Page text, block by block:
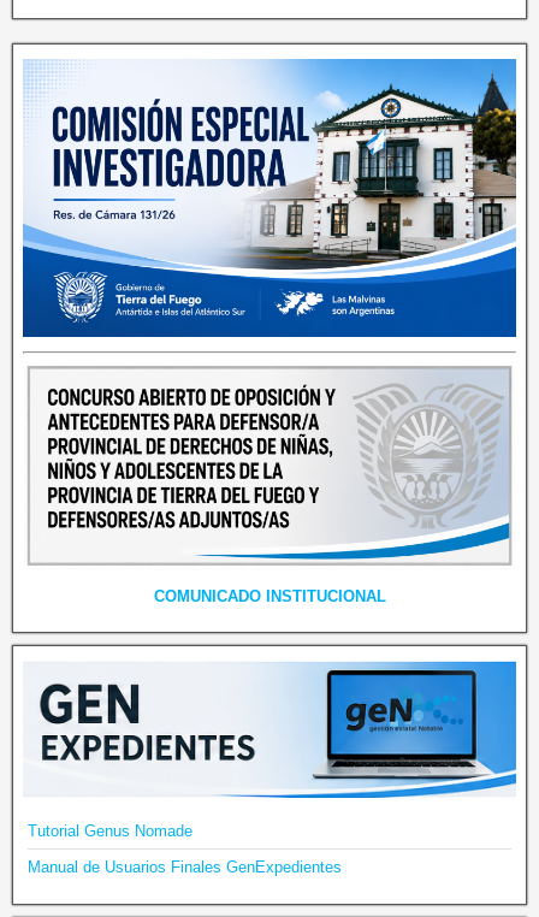
COMUNICADO INSTITUCIONAL
Tutorial Genus Nomade
Manual de Usuarios Finales GenExpedientes